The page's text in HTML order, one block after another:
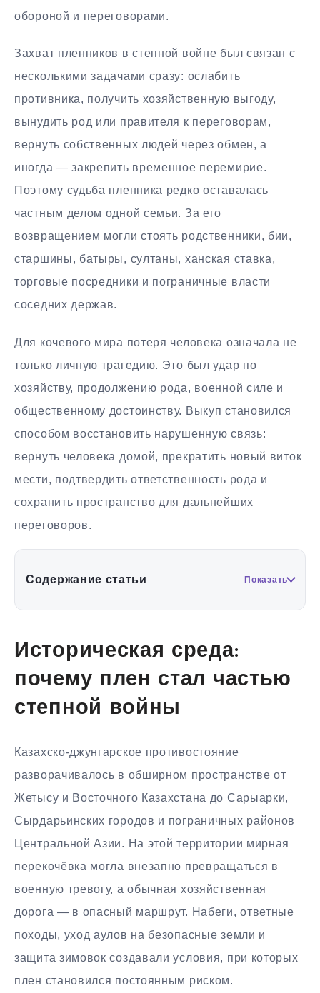
обороной и переговорами.
Захват пленников в степной войне был связан с
несколькими задачами сразу: ослабить
противника, получить хозяйственную выгоду,
вынудить род или правителя к переговорам,
вернуть собственных людей через обмен, а
иногда — закрепить временное перемирие.
Поэтому судьба пленника редко оставалась
частным делом одной семьи. За его
возвращением могли стоять родственники, бии,
старшины, батыры, султаны, ханская ставка,
торговые посредники и пограничные власти
соседних держав.
Для кочевого мира потеря человека означала не
только личную трагедию. Это был удар по
хозяйству, продолжению рода, военной силе и
общественному достоинству. Выкуп становился
способом восстановить нарушенную связь:
вернуть человека домой, прекратить новый виток
мести, подтвердить ответственность рода и
сохранить пространство для дальнейших
переговоров.
Содержание статьи Показать
Историческая среда:
почему плен стал частью
степной войны
Казахско-джунгарское противостояние
разворачивалось в обширном пространстве от
Жетысу и Восточного Казахстана до Сарыарки,
Сырдарьинских городов и пограничных районов
Центральной Азии. На этой территории мирная
перекочёвка могла внезапно превращаться в
военную тревогу, а обычная хозяйственная
дорога — в опасный маршрут. Набеги, ответные
походы, уход аулов на безопасные земли и
защита зимовок создавали условия, при которых
плен становился постоянным риском.